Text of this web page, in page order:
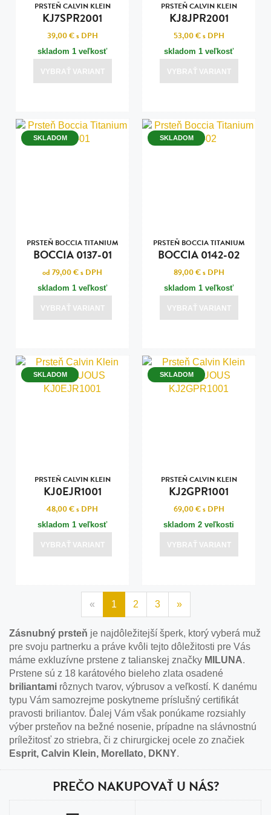
PRSTEŇ CALVIN KLEIN
KJ7SPR2001
39,00 €s DPH
skladom 1 veľkosť
VYBRAŤ VARIANT
PRSTEŇ CALVIN KLEIN
KJ8JPR2001
53,00 €s DPH
skladom 1 veľkosť
VYBRAŤ VARIANT
SKLADOM
PRSTEŇ BOCCIA TITANIUM
BOCCIA 0137-01
od 79,00 €s DPH
skladom 1 veľkosť
VYBRAŤ VARIANT
SKLADOM
PRSTEŇ BOCCIA TITANIUM
BOCCIA 0142-02
89,00 €s DPH
skladom 1 veľkosť
VYBRAŤ VARIANT
SKLADOM
PRSTEŇ CALVIN KLEIN
KJ0EJR1001
48,00 €s DPH
skladom 1 veľkosť
VYBRAŤ VARIANT
SKLADOM
PRSTEŇ CALVIN KLEIN
KJ2GPR1001
69,00 €s DPH
skladom 2 veľkosti
VYBRAŤ VARIANT
« 1 2 3 »
Zásnubný prsteň je najdôležitejší šperk, ktorý vyberá muž
pre svoju partnerku a práve kvôli tejto dôležitosti pre Vás
máme exkluzívne prstene z talianskej značky MILUNA.
Prstene sú z 18 karátového bieleho zlata osadené
briliantami rôznych tvarov, výbrusov a veľkostí. K danému
typu Vám samozrejme poskytneme príslušný certifikát
pravosti briliantov. Ďalej Vám však ponúkame rozsiahly
výber prsteňov na bežné nosenie, prípadne na slávnostnú
príležitosť zo striebra, či z chirurgickej ocele zo značiek
Esprit, Calvin Klein, Morellato, DKNY.
PREČO NAKUPOVAŤ U NÁS?